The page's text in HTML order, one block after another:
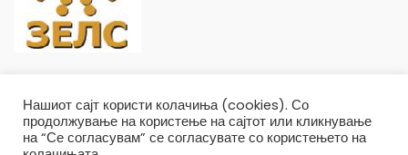
Нашиот сајт користи колачиња (cookies). Со
продолжување на користење на сајтот или кликнување
на “Се согласувам” се согласувате со користењето на